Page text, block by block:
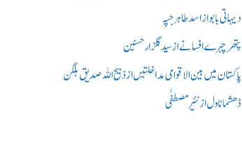
دیہاتی بابو از اسد طاہر جپہ
پتھر چہرے افسانے از سید گلزار حسنین
پاکستان میں بین الاقوامی مداخلتیں از ذبیح اللہ صدیق بلگن
ڈھشما ناول از نئیر مصطفٰی